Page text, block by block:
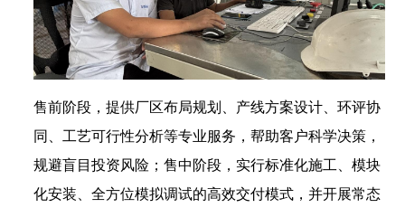
售前阶段，提供厂区布局规划、产线方案设计、环评协
同、工艺可行性分析等专业服务，帮助客户科学决策，
规避盲目投资风险；售中阶段，实行标准化施工、模块
化安装、全方位模拟调试的高效交付模式，并开展常态